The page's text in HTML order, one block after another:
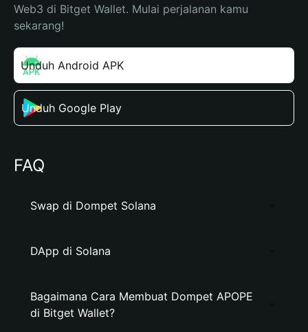
Web3 di Bitget Wallet. Mulai perjalanan kamu
sekarang!
Unduh Android APK
Unduh Google Play
FAQ
Swap di Dompet Solana
DApp di Solana
Bagaimana Cara Membuat Dompet APOPE
di Bitget Wallet?